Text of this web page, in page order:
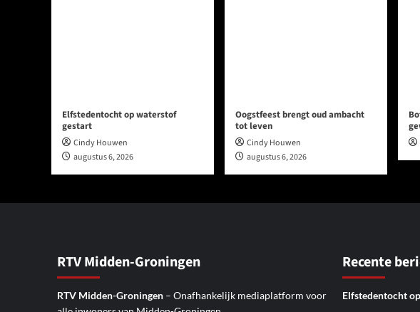
Elfstedentocht op waterstof
gestart
Cindy Houwen
augustus 6, 2026
Oogstfeest brengt oud ambacht
tot leven
Cindy Houwen
augustus 6, 2026
RTV Midden-Groningen
RTV Midden-Groningen– Onafhankelijk mediaplatform voor
Recente
Elfstedentocht